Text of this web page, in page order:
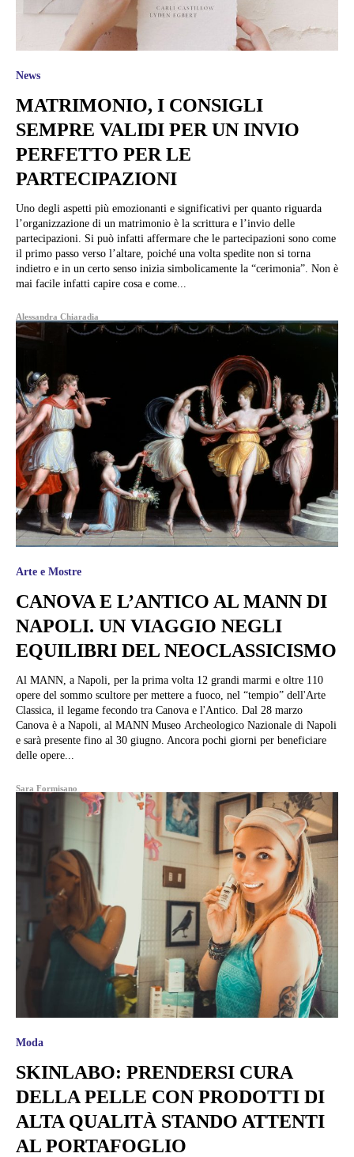
News
MATRIMONIO, I CONSIGLI
SEMPRE VALIDI PER UN INVIO
PERFETTO PER LE
PARTECIPAZIONI
Uno degli aspetti più emozionanti e significativi per quanto riguarda
l’organizzazione di un matrimonio è la scrittura e l’invio delle
partecipazioni. Si può infatti affermare che le partecipazioni sono come
il primo passo verso l’altare, poiché una volta spedite non si torna
indietro e in un certo senso inizia simbolicamente la “cerimonia”. Non è
mai facile infatti capire cosa e come...
Alessandra Chiaradia
Arte e Mostre
CANOVA E L’ANTICO AL MANN DI
NAPOLI. UN VIAGGIO NEGLI
EQUILIBRI DEL NEOCLASSICISMO
Al MANN, a Napoli, per la prima volta 12 grandi marmi e oltre 110
opere del sommo scultore per mettere a fuoco, nel “tempio” dell'Arte
Classica, il legame fecondo tra Canova e l'Antico. Dal 28 marzo
Canova è a Napoli, al MANN Museo Archeologico Nazionale di Napoli
e sarà presente fino al 30 giugno. Ancora pochi giorni per beneficiare
delle opere...
Sara Formisano
Moda
SKINLABO: PRENDERSI CURA
DELLA PELLE CON PRODOTTI DI
ALTA QUALITÀ STANDO ATTENTI
AL PORTAFOGLIO